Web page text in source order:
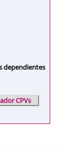
dependientes